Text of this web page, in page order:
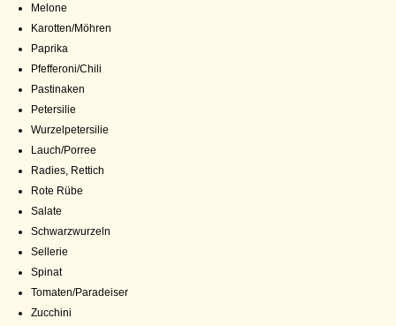
Melone
Karotten/Möhren
Paprika
Pfefferoni/Chili
Pastinaken
Petersilie
Wurzelpetersilie
Lauch/Porree
Radies, Rettich
Rote Rübe
Salate
Schwarzwurzeln
Sellerie
Spinat
Tomaten/Paradeiser
Zucchini